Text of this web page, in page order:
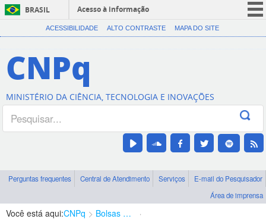
BRASIL
Acesso à informação
CORONAVÍRUS (COVID-19)
Canais
ACESSIBILIDADE ALTO CONTRASTE MAPA DO SITE
CNPq
MINISTÉRIO DA CIÊNCIA, TECNOLOGIA E INOVAÇÕES
Perguntas frequentes Central de Atendimento Serviços
E-mail do Pesquisador
Área de imprensa
Você está aqui:CNPq Bolsas e Auxílios Vigentes